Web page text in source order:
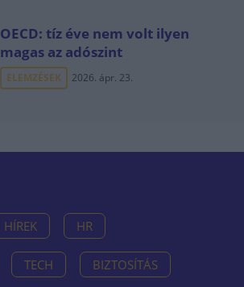
OECD: tíz éve nem volt ilyen
magas az adószint
ELEMZÉSEK 2026. ápr. 23.
HÍREK HR
TECH BIZTOSÍTÁS